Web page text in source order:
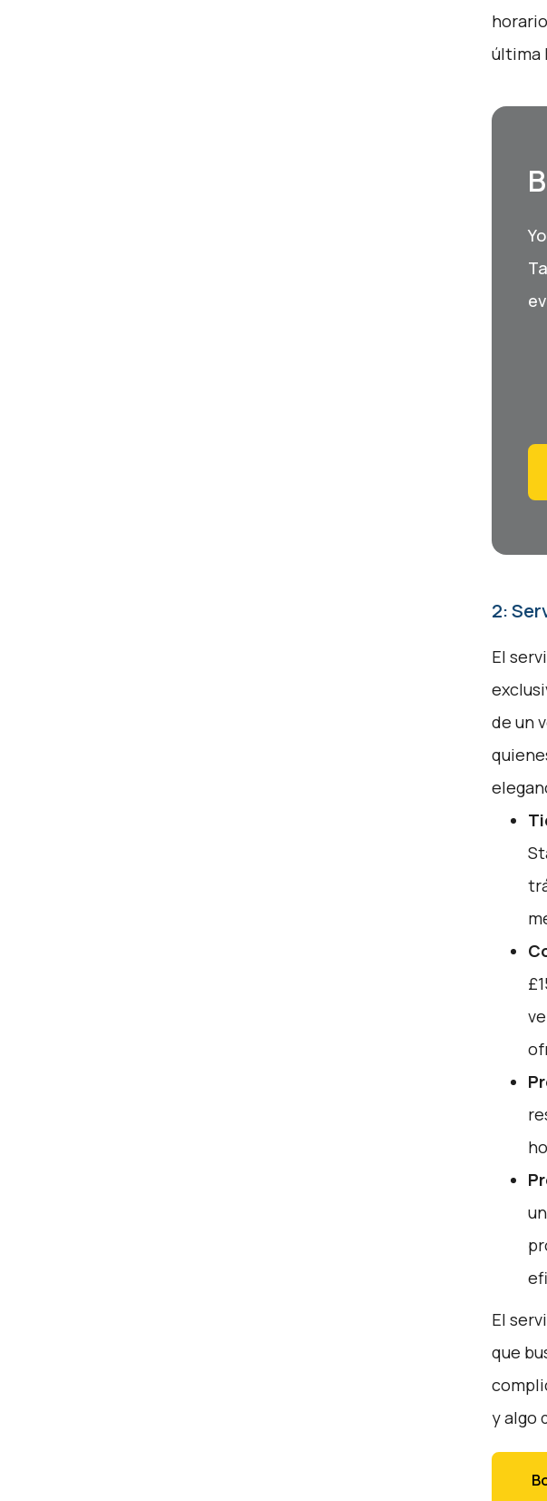
última
2:
El
de un
El
que
y algo